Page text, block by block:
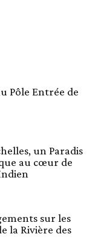
Pôle Entrée de
un Paradis
au cœur de
sur les
la Rivière des